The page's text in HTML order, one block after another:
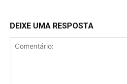
DEIXE UMA RESPOSTA